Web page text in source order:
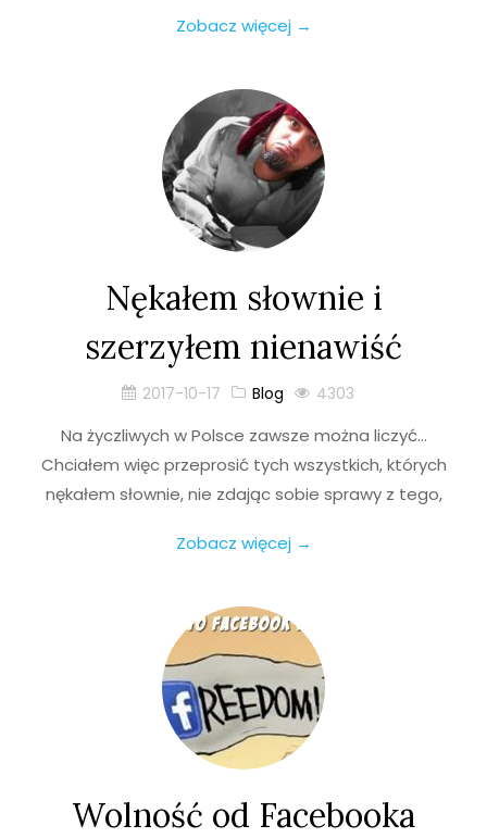
Zobacz więcej →
Nękałem słownie i
szerzyłem nienawiść
2017-10-17 Blog 4303
Na życzliwych w Polsce zawsze można liczyć…
Chciałem więc przeprosić tych wszystkich, których
nękałem słownie, nie zdając sobie sprawy z tego,
Zobacz więcej →
Wolność od Facebooka